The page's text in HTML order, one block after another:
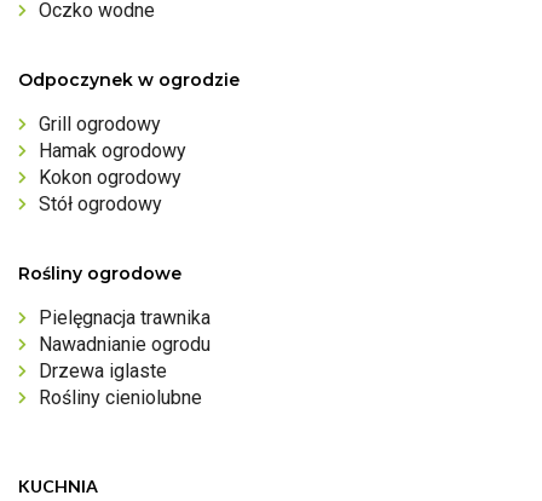
Oczko wodne
Odpoczynek w ogrodzie
Grill ogrodowy
Hamak ogrodowy
Kokon ogrodowy
Stół ogrodowy
Rośliny ogrodowe
Pielęgnacja trawnika
Nawadnianie ogrodu
Drzewa iglaste
Rośliny cieniolubne
KUCHNIA